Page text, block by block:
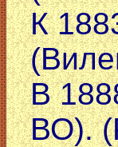
К
В
ВО).